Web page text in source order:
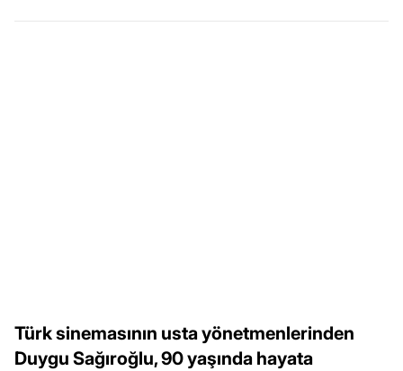
Türk sinemasının usta yönetmenlerinden
Duygu Sağıroğlu, 90 yaşında hayata